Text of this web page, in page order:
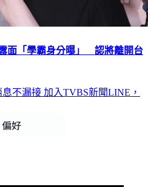
面「學霸身分曝」 認將離開台
息不漏接 加入TVBS新聞LINE，